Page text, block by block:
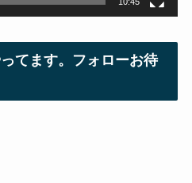
てます。フォローお待